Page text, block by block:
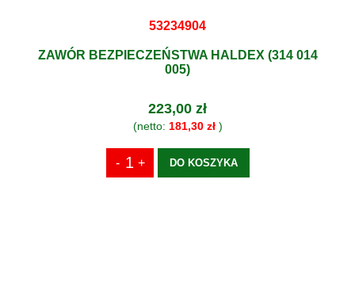
53234904
ZAWÓR BEZPIECZEŃSTWA HALDEX (314 014
005)
223,00 zł
(netto: 181,30 zł)
DO KOSZYKA